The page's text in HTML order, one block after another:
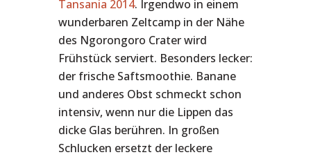
Tansania 2014. Irgendwo in einem
wunderbaren Zeltcamp in der Nähe
des Ngorongoro Crater wird
Frühstück serviert. Besonders lecker:
der frische Saftsmoothie. Banane
und anderes Obst schmeckt schon
intensiv, wenn nur die Lippen das
dicke Glas berühren. In großen
Schlucken ersetzt der leckere